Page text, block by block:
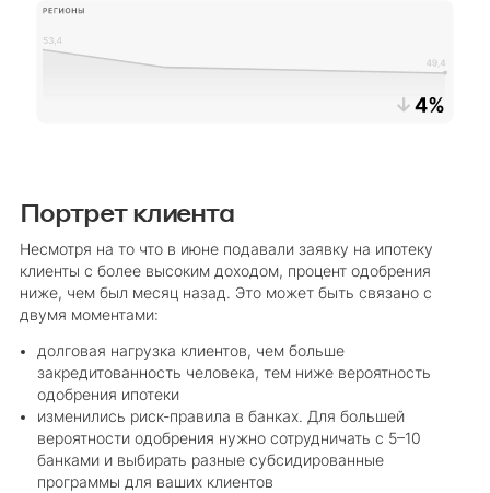
Портрет клиента
Несмотря на то что в июне подавали заявку на ипотеку
клиенты с более высоким доходом, процент одобрения
ниже, чем был месяц назад. Это может быть связано с
двумя моментами:
долговая нагрузка клиентов, чем больше
закредитованность человека, тем ниже вероятность
одобрения ипотеки
изменились риск-правила в банках. Для большей
вероятности одобрения нужно сотрудничать с 5–10
банками и выбирать разные субсидированные
программы для ваших клиентов